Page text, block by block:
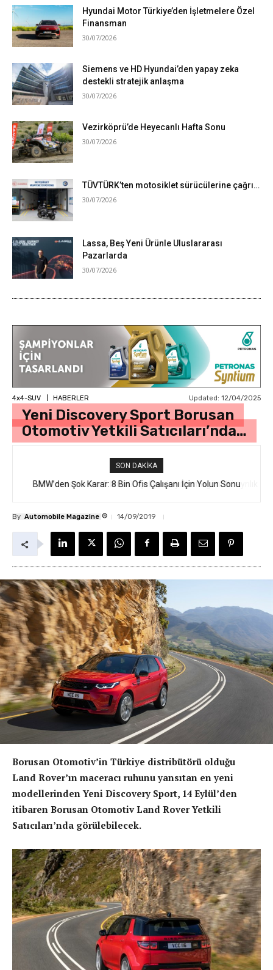
Hyundai Motor Türkiye’den İşletmelere Özel
Finansman
30/07/2026
Siemens ve HD Hyundai’den yapay zeka
destekli stratejik anlaşma
30/07/2026
Vezirköprü’de Heyecanlı Hafta Sonu
30/07/2026
TÜVTÜRK’ten motosiklet sürücülerine çağrı…
30/07/2026
Lassa, Beş Yeni Ürünle Uluslararası
Pazarlarda
30/07/2026